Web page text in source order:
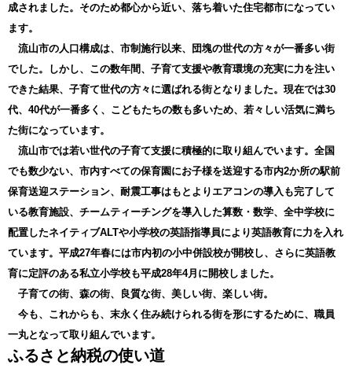
成されました。そのため都心から近い、落ち着いた住宅都市になってい
ます。
流山市の人口構成は、市制施行以来、団塊の世代の方々が一番多い街
でした。しかし、この数年間、子育て支援や教育環境の充実に力を注い
できた結果、子育て世代の方々に選ばれる街となりました。現在では30
代、40代が一番多く、こどもたちの数も多いため、若々しい活気に満ち
た街になっています。
流山市では若い世代の子育て支援に積極的に取り組んでいます。全国
でも数少ない、市内すべての保育園にお子様を送迎する市内2か所の駅前
保育送迎ステーション、耐震工事はもとよりエアコンの導入も完了して
いる教育施設、チームティーチングを導入した算数・数学、全中学校に
配置したネイティブALTや小学校の英語指導員により英語教育に力を入れ
ています。平成27年春には市内初の小中併設校が開校し、さらに英語教
育に定評のある私立小学校も平成28年4月に開校しました。
子育ての街、森の街、良質な街、美しい街、楽しい街。
今も、これからも、末永く住み続けられる街を形にするために、職員
一丸となって取り組んでいます。
ふるさと納税の使い道